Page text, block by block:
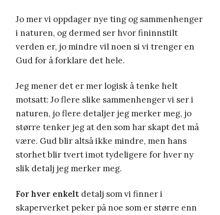
Jo mer vi oppdager nye ting og sammenhenger
i naturen, og dermed ser hvor fininnstilt
verden er, jo mindre vil noen si vi trenger en
Gud for å forklare det hele.
Jeg mener det er mer logisk å tenke helt
motsatt: Jo flere slike sammenhenger vi ser i
naturen, jo flere detaljer jeg merker meg, jo
større tenker jeg at den som har skapt det må
være. Gud blir altså ikke mindre, men hans
storhet blir tvert imot tydeligere for hver ny
slik detalj jeg merker meg.
For hver enkelt detalj som vi finner i
skaperverket peker på noe som er større enn